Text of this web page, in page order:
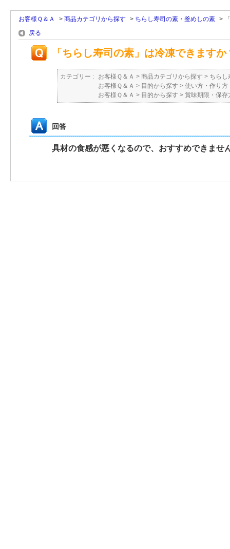
お客様Ｑ＆Ａ > 商品カテゴリから探す > ちらし寿司の素・釜めしの素 >
戻る
「ちらし寿司の素」は冷凍できますか
カテゴリー : お客様Ｑ＆Ａ > 商品カテゴリから探す > ちらし
お客様Ｑ＆Ａ > 目的から探す > 使い方・作り方
お客様Ｑ＆Ａ > 目的から探す > 賞味期限・保存
回答
具材の食感が悪くなるので、おすすめできませ